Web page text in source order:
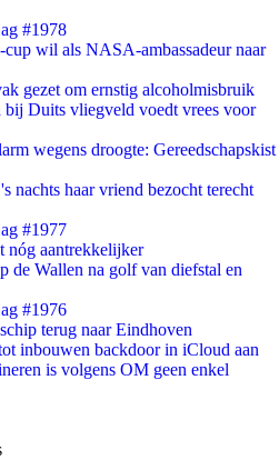
#1978
wil als NASA-ambassadeur naar
gezet om ernstig alcoholmisbruik
bij Duits vliegveld voedt vrees voor
wegens droogte: Gereedschapskist
nachts haar vriend bezocht terecht
#1977
nóg aantrekkelijker
de Wallen na golf van diefstal en
#1976
terug naar Eindhoven
inbouwen backdoor in iCloud aan
is volgens OM geen enkel